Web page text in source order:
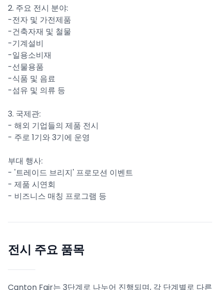
2. 주요 전시 분야:
-전자 및 가전제품
-건축자재 및 철물
-기계설비
-일용소비재
-선물용품
-식품 및 음료
-섬유 및 의류 등
3. 국제관:
- 해외 기업들의 제품 전시
- 주로 1기와 3기에 운영
부대 행사:
- '트레이드 브리지' 프로모션 이벤트
- 제품 시연회
- 비즈니스 매칭 프로그램 등
전시 주요 품목
Canton Fair는 3단계로 나누어 진행되며, 각 단계별로 다른